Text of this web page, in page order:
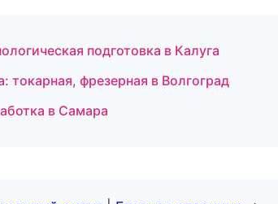
подготовка в Калуга
фрезерная в Волгоград
в Самара